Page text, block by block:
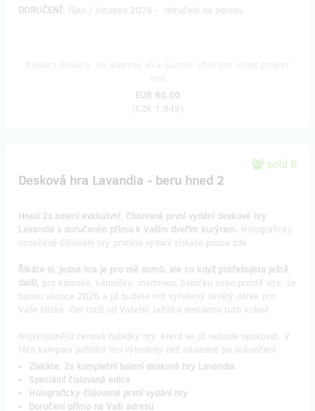
DORUČENÍ: říjen / listopad 2026 - doručení na adresu ​
EUR 80.50
(CZK 1,949)
sold 6
Desková hra Lavandia - beru hned 2
Hned 2x balení exkluzivní, číslované první vydání deskové hry
Lavandia s doručením přímo k Vaším dveřím kurýrem. Holograficky
označené číslování hry prvního vydání získáte pouze zde.
Říkáte si, jedna hra je pro mě domů, ale co když potřebujete ještě
další, pro kámoše, kámošku, maminku, babičku nebo prostě víte, že
budou vánoce 2026 a již budete mít vyřešený skvělý dárek pro
Vaše blízké. Oni totiž od Vašeho Ježíška dostanou tuto krásu!
Nejvýhodnější cenová nabídky hry, která se již nebude opakovat. V
této kampani pořídíte hru výhodněji než následně po dokončení.
Získáte: 2x kompletní balení deskové hry Lavandia.
Speciální číslovaná edice.
Holograficky číslované první vydání hry
Doručení přímo na Vaši adresu